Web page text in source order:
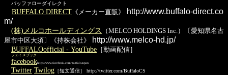
バッファローダイレクト
BUFFALO DIRECT 《メーカー直販》
http://www.buffalo-direct.co
m/
(株)メルコホールディングス
（MELCO HOLDINGS Inc.）〔愛知県名古
屋市中区大須〕《持株会社》
http://www.melco-hd.jp/
BUFFALOofficial - YouTube ［動画配信］
facebook
フェイスブック
http://www.facebook.com/BuffaloJapan
Twitter Twilog ［短文通信］ http://twitter.com/BuffaloCS